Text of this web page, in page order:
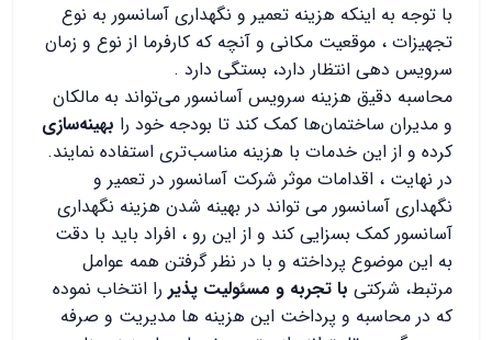
با توجه به اینکه هزینه تعمیر و نگهداری آسانسور به نوع
تجهیزات ، موقعیت مکانی و آنچه که کارفرما از نوع و زمان
سرویس دهی انتظار دارد، بستگی دارد .
محاسبه دقیق هزینه سرویس آسانسور می‌تواند به مالکان
و مدیران ساختمان‌ها کمک کند تا بودجه خود را بهینه‌سازی
کرده و از این خدمات با هزینه مناسب‌تری استفاده نمایند.
در نهایت ، اقدامات موثر شرکت آسانسور در تعمیر و
نگهداری آسانسور می تواند در بهینه شدن هزینه نگهداری
آسانسور کمک بسزایی کند و از این رو ، افراد باید با دقت
به این موضوع پرداخته و با در نظر گرفتن همه عوامل
مرتبط، شرکتی با تجربه و مسئولیت پذیر را انتخاب نموده
که در محاسبه و پرداخت این هزینه ها مدیریت و صرفه